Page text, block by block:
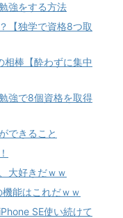
強をする方法
【独学で資格8つ取
相棒【酔わずに集中
強で8個資格を取得
できること
大好きだｗｗ
能はこれだｗｗ
SE使い続けて